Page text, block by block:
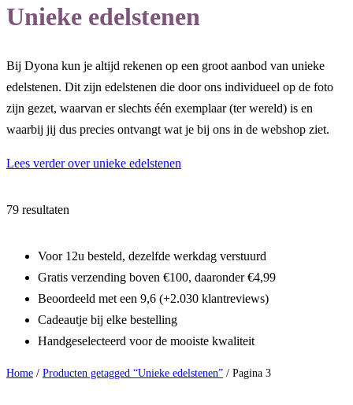
Unieke edelstenen
Bij Dyona kun je altijd rekenen op een groot aanbod van unieke
edelstenen. Dit zijn edelstenen die door ons individueel op de foto
zijn gezet, waarvan er slechts één exemplaar (ter wereld) is en
waarbij jij dus precies ontvangt wat je bij ons in de webshop ziet.
Lees verder over unieke edelstenen
79 resultaten
Voor 12u besteld, dezelfde werkdag verstuurd
Gratis verzending boven €100, daaronder €4,99
Beoordeeld met een 9,6 (+2.030 klantreviews)
Cadeautje bij elke bestelling
Handgeselecteerd voor de mooiste kwaliteit
Home / Producten getagged “Unieke edelstenen” / Pagina 3